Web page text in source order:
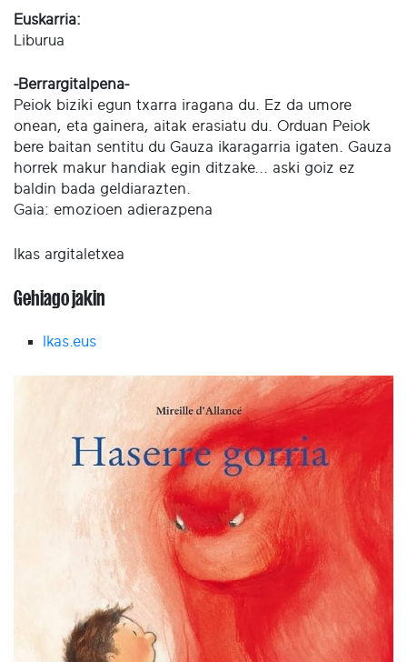
Euskarria:
Liburua
-Berrargitalpena-
Peiok biziki egun txarra iragana du. Ez da umore
onean, eta gainera, aitak erasiatu du. Orduan Peiok
bere baitan sentitu du Gauza ikaragarria igaten. Gauza
horrek makur handiak egin ditzake... aski goiz ez
baldin bada geldiarazten.
Gaia: emozioen adierazpena
Ikas argitaletxea
Gehiago jakin
Ikas.eus